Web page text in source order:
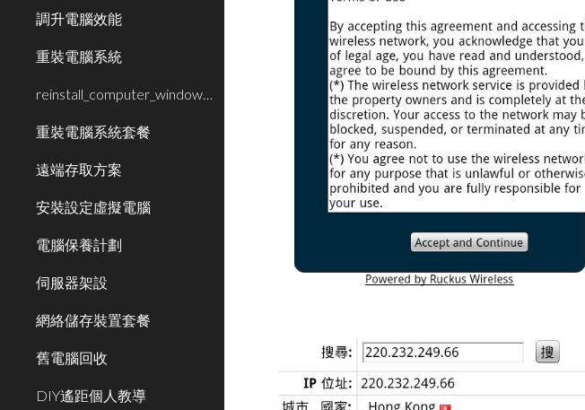
調升電腦效能
重裝電腦系統
重裝電腦系統套餐
遠端存取方案
安裝設定虛擬電腦
電腦保養計劃
伺服器架設
網絡儲存裝置套餐
舊電腦回收
DIY遙距個人教導